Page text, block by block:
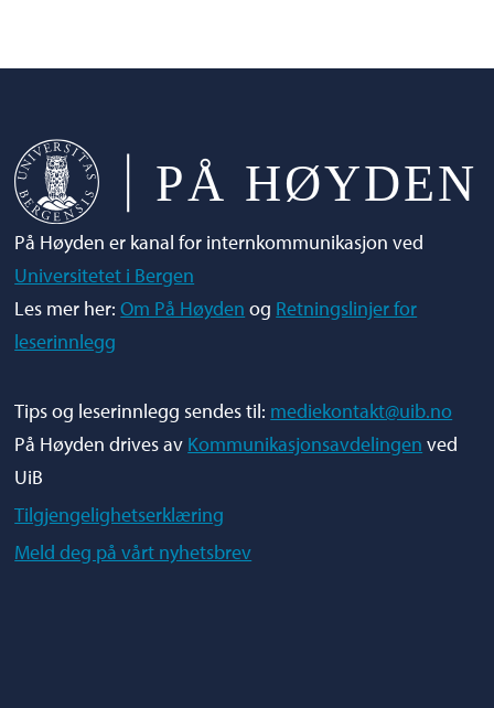
På Høyden er kanal for internkommunikasjon ved
Universitetet i Bergen
Les mer her:Om På Høyden og Retningslinjer for
leserinnlegg
Tips og leserinnlegg sendes til: mediekontakt@uib.no
På Høyden drives av Kommunikasjonsavdelingen ved
UiB
Tilgjengelighetserklæring
Meld deg på vårt nyhetsbrev